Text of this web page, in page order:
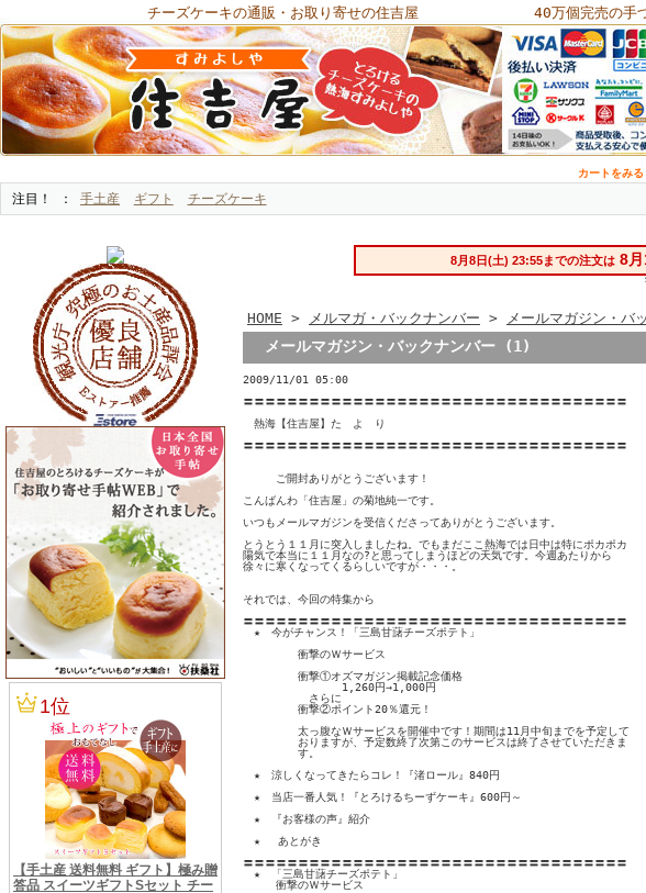
チーズケーキの通販・お取り寄せの住吉屋 40万個完売の手
カートをみる
注目！ 手土産 ギフト チーズケーキ
HOME > メルマガ・バックナンバー > メールマガジン・
メールマガジン・バックナンバー (1)
2009/11/01 05:00
〓〓〓〓〓〓〓〓〓〓〓〓〓〓〓〓〓〓〓〓〓〓〓〓〓〓〓〓〓〓〓〓〓〓〓
熱海【住吉屋】た　よ　り
〓〓〓〓〓〓〓〓〓〓〓〓〓〓〓〓〓〓〓〓〓〓〓〓〓〓〓〓〓〓〓〓〓〓〓
ご開封ありがとうございます！
こんばんわ「住吉屋」の菊地純一です。
いつもメールマガジンを受信くださってありがとうございます。
とうとう１１月に突入しましたね。でもまだここ熱海では日中は特にポカポカ
陽気で本当に１１月なの?と思ってしまうほどの天気です。今週あたりから
徐々に寒くなってくるらしいですが・・・。
それでは、今回の特集から
〓〓〓〓〓〓〓〓〓〓〓〓〓〓〓〓〓〓〓〓〓〓〓〓〓〓〓〓〓〓〓〓〓〓〓
★　今がチャンス！「三島甘藷チーズポテト」
衝撃のＷサービス
衝撃①オズマガジン掲載記念価格
1,260円→1,000円
さらに
衝撃②ポイント20％還元！
太っ腹なＷサービスを開催中です！期間は11月中旬までを予定して
おりますが、予定数終了次第このサービスは終了させていただきま
す。
★　涼しくなってきたらコレ！『渚ロール』840円
★　当店一番人気！『とろけるちーずケーキ』600円～
★　『お客様の声』紹介
★　 あとがき
〓〓〓〓〓〓〓〓〓〓〓〓〓〓〓〓〓〓〓〓〓〓〓〓〓〓〓〓〓〓〓〓〓〓〓
★　「三島甘藷チーズポテト」
衝撃のＷサービス